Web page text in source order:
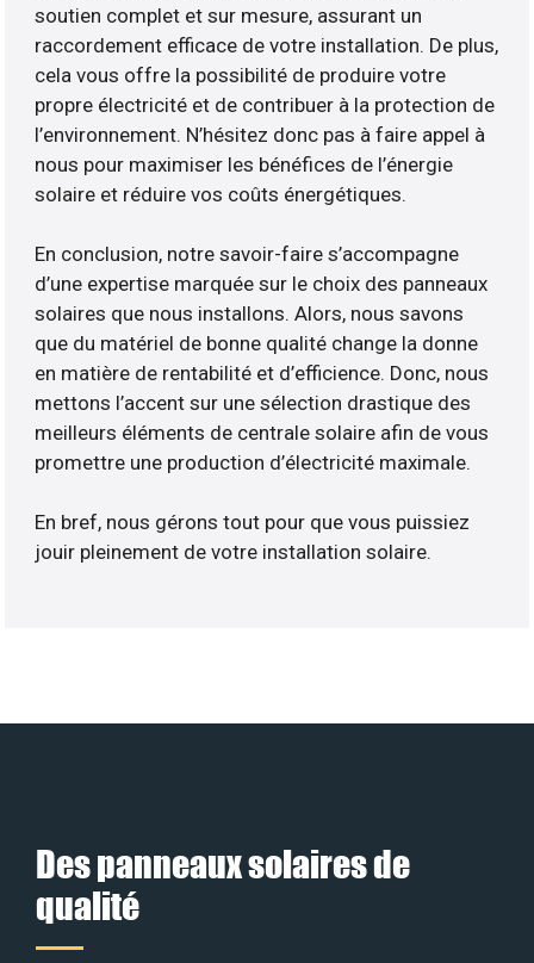
soutien complet et sur mesure, assurant un
raccordement efficace de votre installation. De plus,
cela vous offre la possibilité de produire votre
propre électricité et de contribuer à la protection de
l’environnement. N’hésitez donc pas à faire appel à
nous pour maximiser les bénéfices de l’énergie
solaire et réduire vos coûts énergétiques.
En conclusion, notre savoir-faire s’accompagne
d’une expertise marquée sur le choix des panneaux
solaires que nous installons. Alors, nous savons
que du matériel de bonne qualité change la donne
en matière de rentabilité et d’efficience. Donc, nous
mettons l’accent sur une sélection drastique des
meilleurs éléments de centrale solaire afin de vous
promettre une production d’électricité maximale.
En bref, nous gérons tout pour que vous puissiez
jouir pleinement de votre installation solaire.
Des panneaux solaires de
qualité